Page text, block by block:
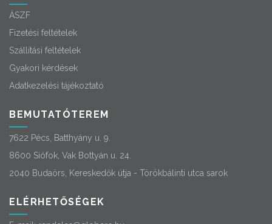
ÁSZF
Fizetési feltételek
Szállítási feltételek
Gyakori kérdések
Adatkezelési tájékoztató
BEMUTATÓTEREM
7622 Pécs, Batthyány u. 9.
8600 Siófok, Vak Bottyán u. 24.
2040 Budaörs, Kereskedők útja - Törökbálinti utca sarok
ELÉRHETŐSÉGEK